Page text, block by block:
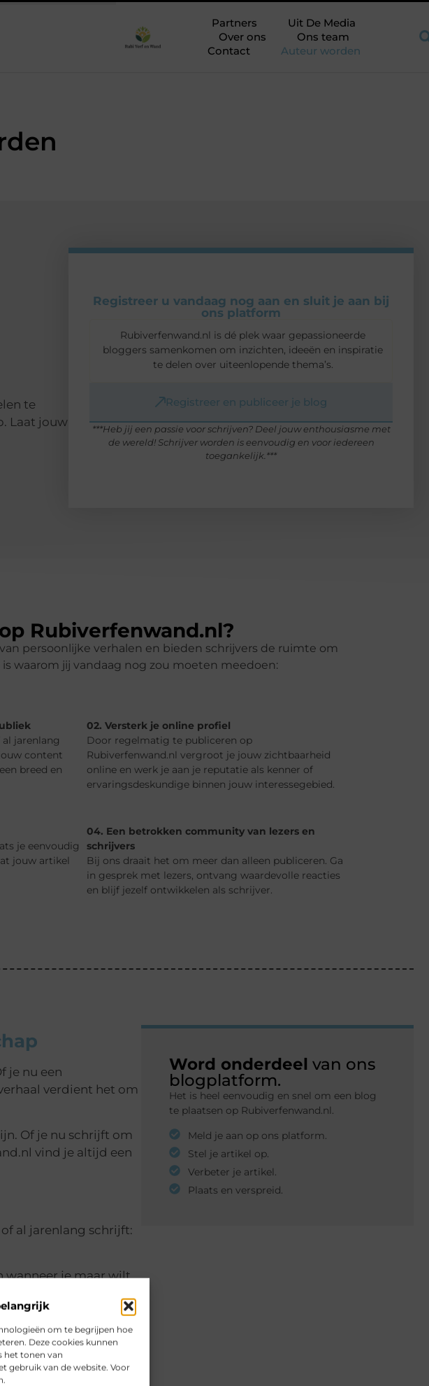
om te begrijpen hoe
Deze cookies kunnen
het tonen van
gebruik van de website. Voor
installaties
Partners
Uit De Media
Over ons
Ons team
Contact
Auteur worden
te
Laat jouw
Registreer u vandaag nog aan en sluit je aan bij
ons platform
Rubiverfenwand.nl is dé plek waar gepassioneerde
bloggers samenkomen om inzichten, ideeën en inspiratie
te delen over uiteenlopende thema’s.
Registreer en publiceer je blog
***Heb jij een passie voor schrijven? Deel jouw enthousiasme met
de wereld! Schrijver worden is eenvoudig en voor iedereen
toegankelijk.***
Rubiverfenwand.nl?
persoonlijke verhalen en bieden schrijvers de ruimte om
waarom jij vandaag nog zou moeten meedoen:
jarenlang
content
breed en
02. Versterk je online profiel
Door regelmatig te publiceren op
Rubiverfenwand.nl vergroot je jouw zichtbaarheid
online en werk je aan je reputatie als kenner of
ervaringsdeskundige binnen jouw interessegebied.
je eenvoudig
jouw artikel
04. Een betrokken community van lezers en
schrijvers
Bij ons draait het om meer dan alleen publiceren. Ga
in gesprek met lezers, ontvang waardevolle reacties
en blijf jezelf ontwikkelen als schrijver.
Word onderdeel van ons
blogplatform.
Het is heel eenvoudig en snel om een blog
te plaatsen op Rubiverfenwand.nl.
Meld je aan op ons platform.
Stel je artikel op.
Verbeter je artikel.
Plaats en verspreid.
je nu een
verdient het om
Of je nu schrijft om
vind je altijd een
al jarenlang schrijft:
wanneer je maar wilt.
trends en schrijftips.